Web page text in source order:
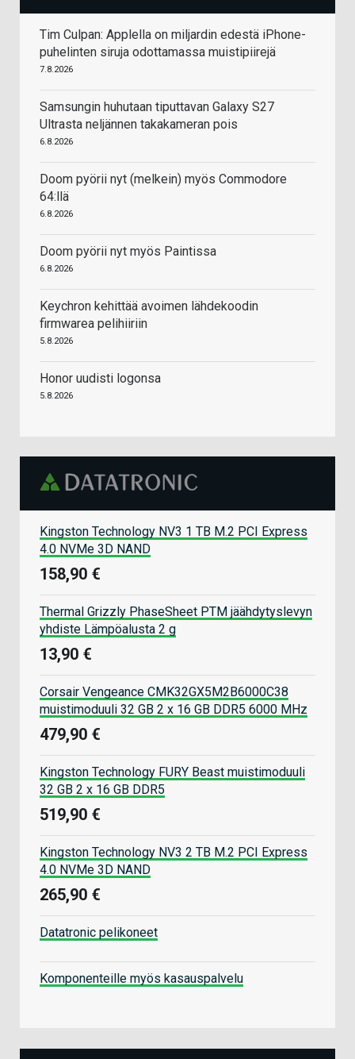
Tim Culpan: Applella on miljardin edestä iPhone-
puhelinten siruja odottamassa muistipiirejä
7.8.2026
Samsungin huhutaan tiputtavan Galaxy S27
Ultrasta neljännen takakameran pois
6.8.2026
Doom pyörii nyt (melkein) myös Commodore
64:llä
6.8.2026
Doom pyörii nyt myös Paintissa
6.8.2026
Keychron kehittää avoimen lähdekoodin
firmwarea pelihiiriin
5.8.2026
Honor uudisti logonsa
5.8.2026
Kingston Technology NV3 1 TB M.2 PCI Express
4.0 NVMe 3D NAND
158,90 €
Thermal Grizzly PhaseSheet PTM jäähdytyslevyn
yhdiste Lämpöalusta 2 g
13,90 €
Corsair Vengeance CMK32GX5M2B6000C38
muistimoduuli 32 GB 2 x 16 GB DDR5 6000 MHz
479,90 €
Kingston Technology FURY Beast muistimoduuli
32 GB 2 x 16 GB DDR5
519,90 €
Kingston Technology NV3 2 TB M.2 PCI Express
4.0 NVMe 3D NAND
265,90 €
Datatronic pelikoneet
Komponenteille myös kasauspalvelu